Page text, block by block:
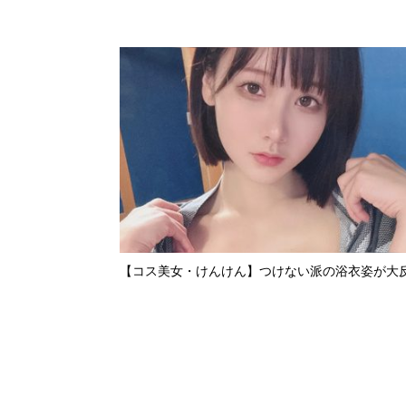
【コス美女・けんけん】つけない派の浴衣姿が大